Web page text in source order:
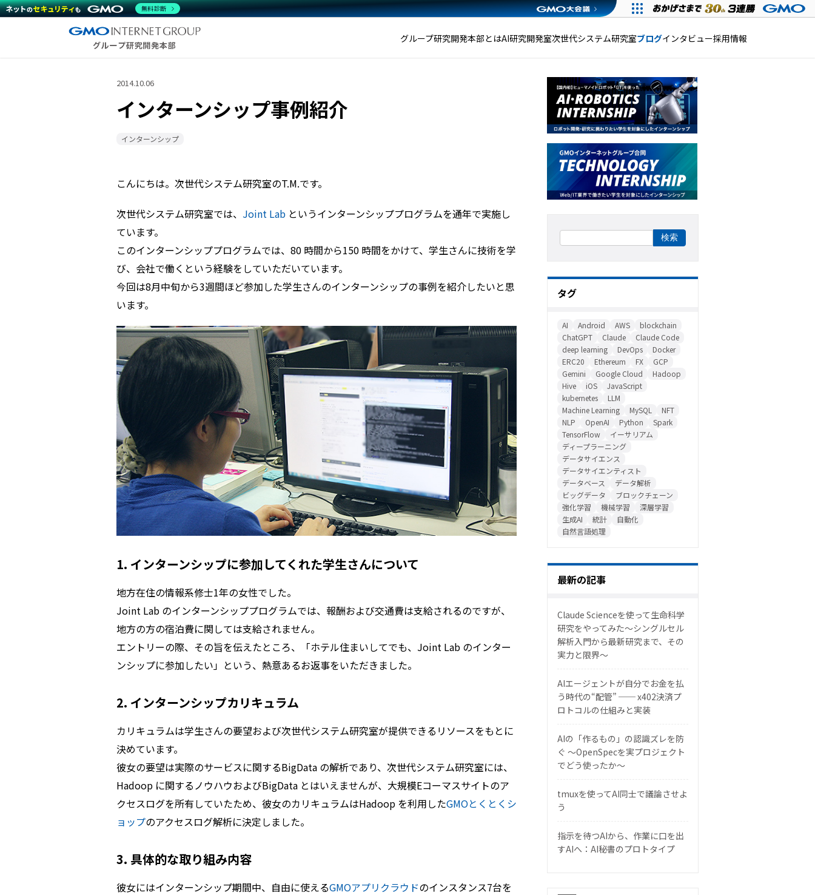
グループ研究開発本部とはAI研究開発室次世代システム研究室ブログインタビュー採用情報
2014.10.06
インターンシップ事例紹介
インターンシップ
こんにちは。次世代システム研究室のT.M.です。
次世代システム研究室では、 Joint Lab というインターンシッププログラムを通年で実施し
ています。
このインターンシッププログラムでは、80 時間から150 時間をかけて、学生さんに技術を学
び、会社で働くという経験をしていただいています。
今回は8月中旬から3週間ほど参加した学生さんのインターンシップの事例を紹介したいと思
います。
1. インターンシップに参加してくれた学生さんについて
地方在住の情報系修士1年の女性でした。
Joint Lab のインターンシッププログラムでは、報酬および交通費は支給されるのですが、
地方の方の宿泊費に関しては支給されません。
エントリーの際、その旨を伝えたところ、「ホテル住まいしてでも、Joint Lab のインター
ンシップに参加したい」という、熱意あるお返事をいただきました。
2. インターンシップカリキュラム
カリキュラムは学生さんの要望および次世代システム研究室が提供できるリソースをもとに
決めています。
彼女の要望は実際のサービスに関するBigData の解析であり、次世代システム研究室には、
Hadoop に関するノウハウおよびBigData とはいえませんが、大規模Eコーマスサイトのア
クセスログを所有していたため、彼女のカリキュラムはHadoop を利用したGMOとくとくシ
ョップのアクセスログ解析に決定しました。
3. 具体的な取り組み内容
彼女にはインターンシップ期間中、自由に使えるGMOアプリクラウドのインスタンス7台を
タグ
AI Android AWS
blockchain
ChatGPT
Claude
Claude Code
deep learning
DevOps
Docker
ERC20
Ethereum FX
GCP
Gemini
Google Cloud
Hadoop
Hive
iOS
JavaScript
kubernetes
LLM
Machine Learning
MySQL
NFT
NLP
OpenAI Python
Spark
TensorFlow
イーサリアム
ディープラーニング
データサイエンス
データサイエンティスト
データベース
データ解析
ビッグデータ
ブロックチェーン
強化学習
機械学習
深層学習
生成AI
統計
自動化
自然言語処理
最新の記事
Claude Scienceを使って生命科学
研究をやってみた〜シングルセル
解析入門から最新研究まで、その
実力と限界〜
AIエージェントが自分でお金を払
う時代の“配管” ── x402決済プ
ロトコルの仕組みと実装
AIの「作るもの」の認識ズレを防
ぐ 〜OpenSpecを実プロジェクト
でどう使ったか〜
tmuxを使ってAI同士で議論させよ
う
指示を待つAIから、作業に口を出
すAIへ：AI秘書のプロトタイプ
無料診断